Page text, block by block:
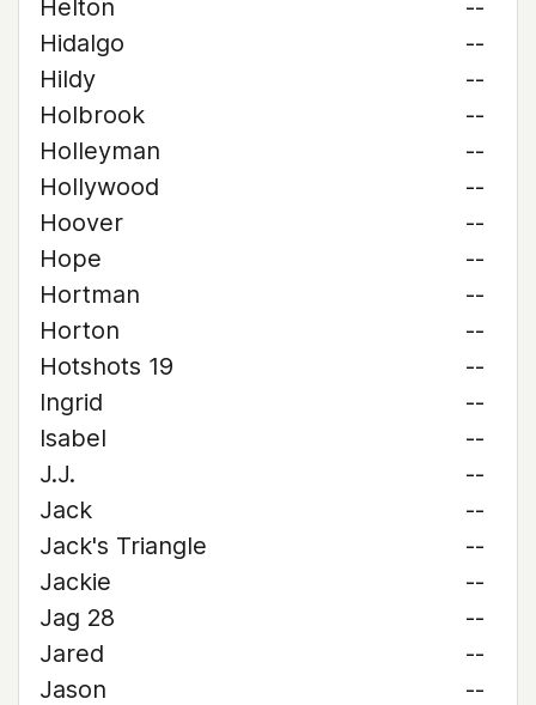
Helton
--
Hidalgo
--
Hildy
--
Holbrook
--
Holleyman
--
Hollywood
--
Hoover
--
Hope
--
Hortman
--
Horton
--
Hotshots 19
--
Ingrid
--
Isabel
--
J.J.
--
Jack
--
Jack's Triangle
--
Jackie
--
Jag 28
--
Jared
--
Jason
--